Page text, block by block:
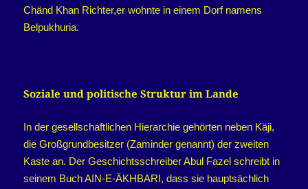
Chänd Khan Richter,er wohnte in einem Dorf namens
Belpukhuria.
Soziale und politische Struktur im Lande
In der gesellschaftlichen Hierarchie gehörten neben Käji,
die Großgrundbesitzer (Zaminder genannt) der zweiten
Kaste an. Der Geschichtsschreiber Abul Fazel schreibt in
seinem Buch AIN-E-ÄKHBARI, dass sie hauptsächlich